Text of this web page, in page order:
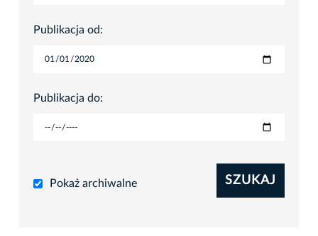
Publikacja od:
Publikacja do:
Pokaż archiwalne SZUKAJ